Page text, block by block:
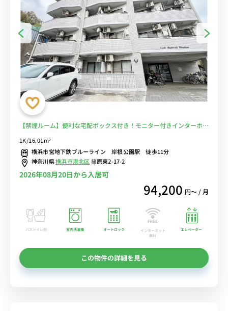
【禁煙ルーム】便利な宅配ボックス付き！モニター付きインターホン
園でお散歩も◎■選べるWi-Fi格安レンタル中！
1K/16.01m²
横浜市営地下鉄ブルーライン 岸根公園駅 徒歩11分
神奈川県横浜市港北区篠原東2-17-2
2026年08月20日から入居可
94,200 円〜 / 月
バストイレ別 室内洗濯機 オートロック
インターネット
無料
エレベーター
この物件の詳細を見る